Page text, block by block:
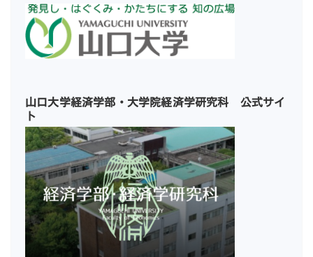
山口大学経済学部・大学院経済学研究科 公式サイ
ト